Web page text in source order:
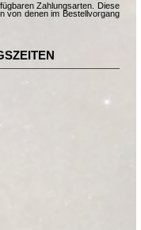
Zahlungsarten. Diese
von denen im Bestellvorgang